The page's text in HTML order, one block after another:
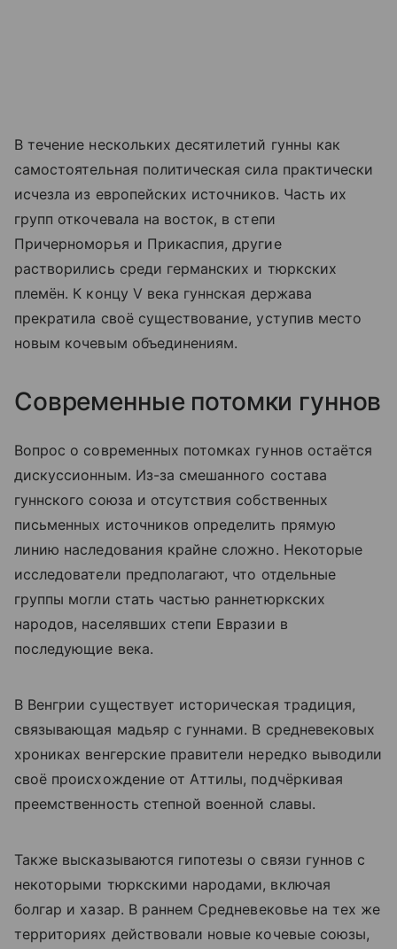
В течение нескольких десятилетий гунны как
самостоятельная политическая сила практически
исчезла из европейских источников. Часть их
групп откочевала на восток, в степи
Причерноморья и Прикаспия, другие
растворились среди германских и тюркских
племён. К концу V века гуннская держава
прекратила своё существование, уступив место
новым кочевым объединениям.
Современные потомки гуннов
Вопрос о современных потомках гуннов остаётся
дискуссионным. Из-за смешанного состава
гуннского союза и отсутствия собственных
письменных источников определить прямую
линию наследования крайне сложно. Некоторые
исследователи предполагают, что отдельные
группы могли стать частью раннетюркских
народов, населявших степи Евразии в
последующие века.
В Венгрии существует историческая традиция,
связывающая мадьяр с гуннами. В средневековых
хрониках венгерские правители нередко выводили
своё происхождение от Аттилы, подчёркивая
преемственность степной военной славы.
Также высказываются гипотезы о связи гуннов с
некоторыми тюркскими народами, включая
болгар и хазар. В раннем Средневековье на тех же
территориях действовали новые кочевые союзы,